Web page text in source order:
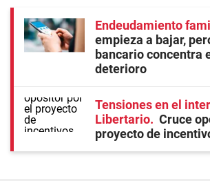
Endeudamiento
empieza a bajar,
bancario concentra
deterioro
Tensiones en el
Libertario
Cruce
proyecto de